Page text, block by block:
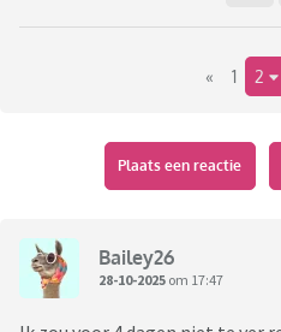
« 1 2
Plaats een reactie
Bailey26
28-10-2025 om 17:47